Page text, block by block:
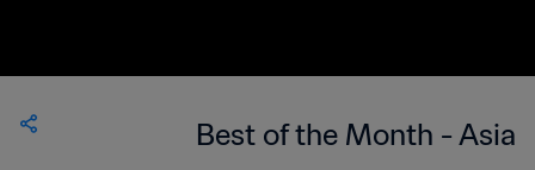
Best of the Month - Asia